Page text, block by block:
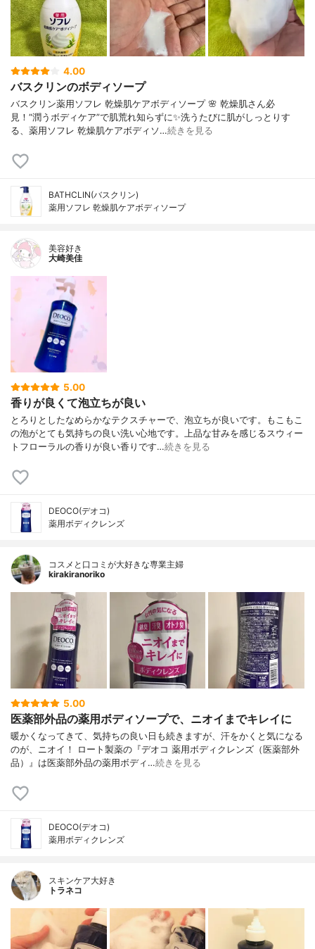
4.00
バスクリンのボディソープ
バスクリン薬用ソフレ 乾燥肌ケアボディソープ 🌸 乾燥肌さん必
見！“潤うボディケア”で肌荒れ知らずに✨洗うたびに肌がしっとりす
る、薬用ソフレ 乾燥肌ケアボディソ…続きを見る
BATHCLIN(バスクリン)
薬用ソフレ 乾燥肌ケアボディソープ
美容好き
大崎美佳
5.00
香りが良くて泡立ちが良い
とろりとしたなめらかなテクスチャーで、泡立ちが良いです。もこもこ
の泡がとても気持ちの良い洗い心地です。上品な甘みを感じるスウィー
トフローラルの香りが良い香りです…続きを見る
DEOCO(デオコ)
薬用ボディクレンズ
コスメと口コミが大好きな専業主婦
kirakiranoriko
5.00
医薬部外品の薬用ボディソープで、ニオイまでキレイに
暖かくなってきて、気持ちの良い日も続きますが、汗をかくと気になる
のが、ニオイ！ ロート製薬の『デオコ 薬用ボディクレンズ（医薬部外
品）』は医薬部外品の薬用ボディ…続きを見る
DEOCO(デオコ)
薬用ボディクレンズ
スキンケア大好き
トラネコ